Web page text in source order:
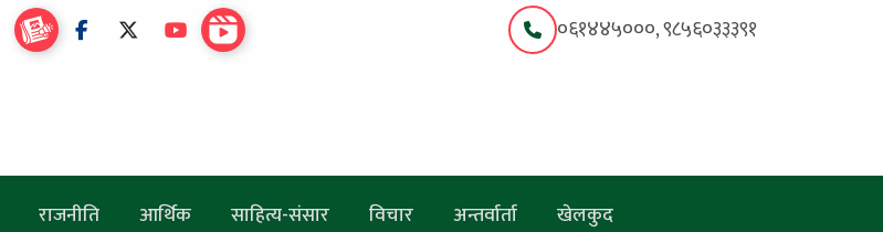
०६१४४५०००, ९८५६०३३३९१
राजनीति आर्थिक साहित्य-संसार विचार अन्तर्वार्ता खेलकुद